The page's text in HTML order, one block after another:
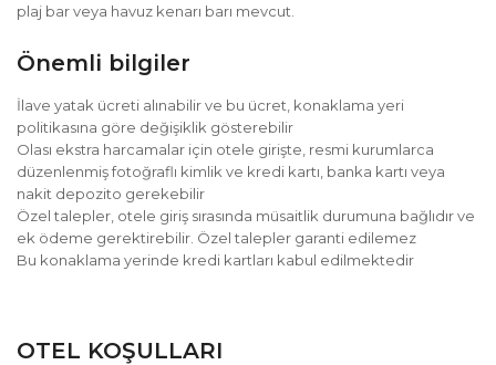
plaj bar veya havuz kenarı barı mevcut.
Önemli bilgiler
İlave yatak ücreti alınabilir ve bu ücret, konaklama yeri
politikasına göre değişiklik gösterebilir
Olası ekstra harcamalar için otele girişte, resmi kurumlarca
düzenlenmiş fotoğraflı kimlik ve kredi kartı, banka kartı veya
nakit depozito gerekebilir
Özel talepler, otele giriş sırasında müsaitlik durumuna bağlıdır ve
ek ödeme gerektirebilir. Özel talepler garanti edilemez
Bu konaklama yerinde kredi kartları kabul edilmektedir
OTEL KOŞULLARI